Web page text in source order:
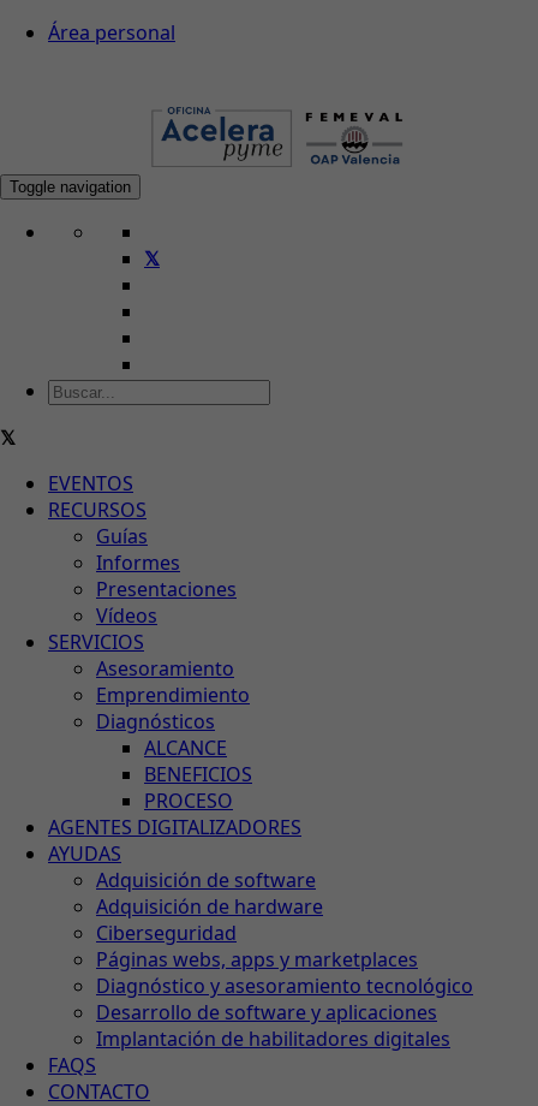
Área personal
Toggle navigation
EVENTOS
RECURSOS
Guías
Informes
Presentaciones
Vídeos
SERVICIOS
Asesoramiento
Emprendimiento
Diagnósticos
ALCANCE
BENEFICIOS
PROCESO
AGENTES DIGITALIZADORES
AYUDAS
Adquisición de software
Adquisición de hardware
Ciberseguridad
Páginas webs, apps y marketplaces
Diagnóstico y asesoramiento tecnológico
Desarrollo de software y aplicaciones
Implantación de habilitadores digitales
FAQS
CONTACTO